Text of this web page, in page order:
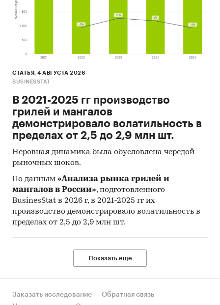
СТАТЬЯ, 4 АВГУСТА 2026
BUSINESSTAT
В 2021-2025 гг производство
грилей и мангалов
демонстрировало волатильность в
пределах от 2,5 до 2,9 млн шт.
Неровная динамика была обусловлена чередой
рыночных шоков.
По данным «Анализа рынка грилей и
мангалов в России», подготовленного
BusinesStat в 2026 г, в 2021-2025 гг их
производство демонстрировало волатильность в
пределах от 2,5 до 2,9 млн шт.
Показать еще
Заказать исследование
Обратная связь